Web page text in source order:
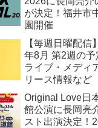
が決定！福井市
園開催
【毎週日曜配信
年8月 第2週の予
ライブ・メディ
リース情報など
Original Love日
館公演に長岡亮
スト出演決定！